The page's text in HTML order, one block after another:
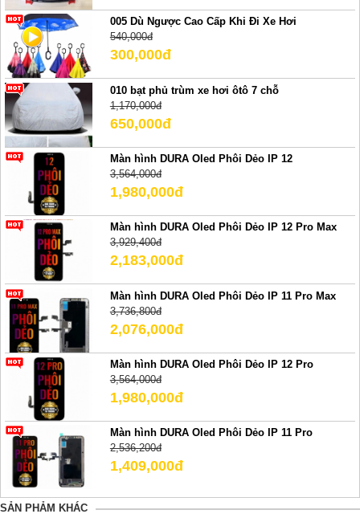
005 Dù Ngược Cao Cấp Khi Đi Xe Hơi
540,000đ
300,000đ
010 bạt phủ trùm xe hơi ôtô 7 chỗ
1,170,000đ
650,000đ
Màn hình DURA Oled Phôi Dẻo IP 12
3,564,000đ
1,980,000đ
Màn hình DURA Oled Phôi Dẻo IP 12 Pro Max
3,929,400đ
2,183,000đ
Màn hình DURA Oled Phôi Dẻo IP 11 Pro Max
3,736,800đ
2,076,000đ
Màn hình DURA Oled Phôi Dẻo IP 12 Pro
3,564,000đ
1,980,000đ
Màn hình DURA Oled Phôi Dẻo IP 11 Pro
2,536,200đ
1,409,000đ
SẢN PHẢM KHÁC